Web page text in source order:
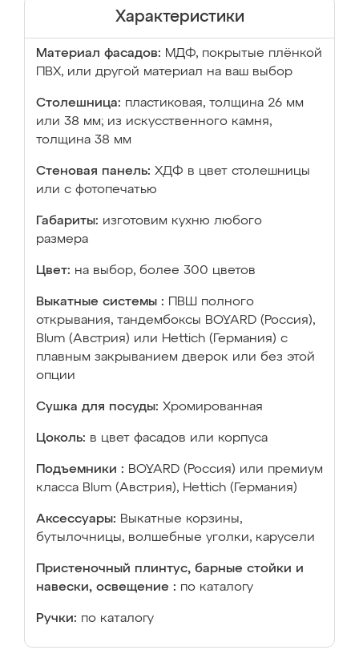
Характеристики
Материал фасадов: МДФ, покрытые плёнкой
ПВХ, или другой материал на ваш выбор
Столешница: пластиковая, толщина 26 мм
или 38 мм; из искусственного камня,
толщина 38 мм
Стеновая панель: ХДФ в цвет столешницы
или с фотопечатью
Габариты: изготовим кухню любого
размера
Цвет: на выбор, более 300 цветов
Выкатные системы :
ПВШ полного
открывания, тандембоксы BOYARD (Россия),
Blum (Австрия) или Hettich (Германия) с
плавным закрыванием дверок или без этой
опции
Сушка для посуды: Хромированная
Цоколь: в цвет фасадов или корпуса
Подъемники : BOYARD (Россия) или премиум
класса Blum (Австрия), Hettich (Германия)
Аксессуары: Выкатные корзины,
бутылочницы, волшебные уголки, карусели
Пристеночный плинтус, барные стойки и
навески, освещение : по каталогу
Ручки: по каталогу